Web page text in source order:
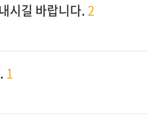
시길 바랍니다. 2
1